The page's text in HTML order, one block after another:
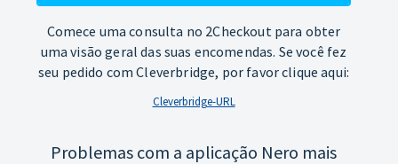
Comece uma consulta no 2Checkout para obter
uma visão geral das suas encomendas. Se você fez
seu pedido com Cleverbridge, por favor clique aqui:
Cleverbridge-URL
Problemas com a aplicação Nero mais